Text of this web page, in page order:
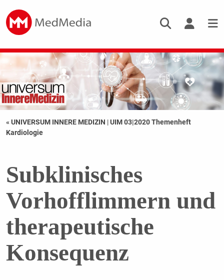
« UNIVERSUM INNERE MEDIZIN |UIM 03|2020 Themenheft
Kardiologie
Subklinisches
Vorhofflimmern und
therapeutische
Konsequenz